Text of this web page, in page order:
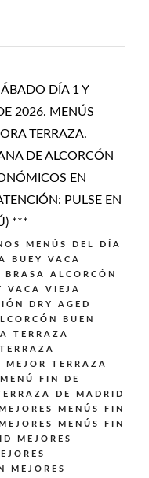
DÍA 1 Y
2026. MENÚS
TERRAZA.
DE ALCORCÓN
EN
PULSE EN
***
MENÚS DEL DÍA
BUEY VACA
ALCORCÓN
VACA VIEJA
DRY AGED
BUEN
TERRAZA
MEJOR TERRAZA
FIN DE
DE MADRID
MEJORES MENÚS FIN
MEJORES MENÚS FIN
MEJORES
MEJORES